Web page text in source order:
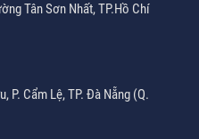
Tân Sơn Nhất, TP.Hồ Chí
P. Cẩm Lệ, TP. Đà Nẵng (Q.